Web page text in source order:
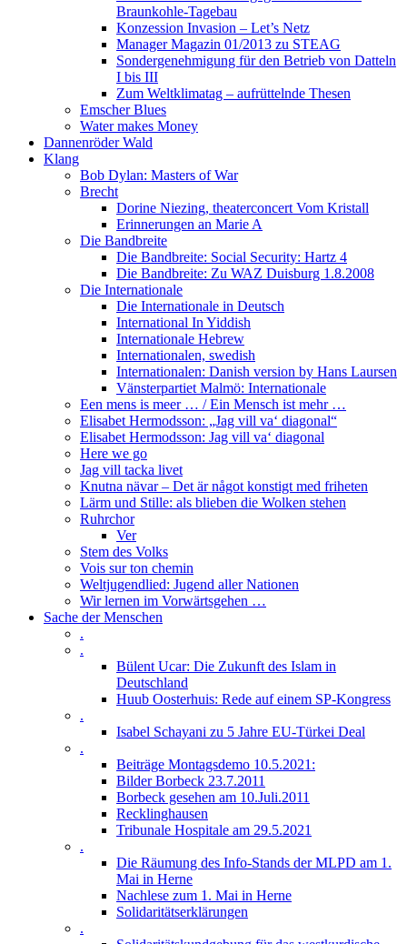
Braunkohle-Tagebau
Konzession Invasion – Let’s Netz
Manager Magazin 01/2013 zu STEAG
Sondergenehmigung für den Betrieb von Datteln
I bis III
Zum Weltklimatag – aufrüttelnde Thesen
Emscher Blues
Water makes Money
Dannenröder Wald
Klang
Bob Dylan: Masters of War
Brecht
Dorine Niezing, theaterconcert Vom Kristall
Erinnerungen an Marie A
Die Bandbreite
Die Bandbreite: Social Security: Hartz 4
Die Bandbreite: Zu WAZ Duisburg 1.8.2008
Die Internationale
Die Internationale in Deutsch
International In Yiddish
Internationale Hebrew
Internationalen, swedish
Internationalen: Danish version by Hans Laursen
Vänsterpartiet Malmö: Internationale
Een mens is meer … / Ein Mensch ist mehr …
Elisabet Hermodsson: „Jag vill va‘ diagonal“
Elisabet Hermodsson: Jag vill va‘ diagonal
Here we go
Jag vill tacka livet
Knutna nävar – Det är något konstigt med friheten
Lärm und Stille: als blieben die Wolken stehen
Ruhrchor
Ver
Stem des Volks
Vois sur ton chemin
Weltjugendlied: Jugend aller Nationen
Wir lernen im Vorwärtsgehen …
Sache der Menschen
.
.
Bülent Ucar: Die Zukunft des Islam in
Deutschland
Huub Oosterhuis: Rede auf einem SP-Kongress
.
Isabel Schayani zu 5 Jahre EU-Türkei Deal
.
Beiträge Montagsdemo 10.5.2021:
Bilder Borbeck 23.7.2011
Borbeck gesehen am 10.Juli.2011
Recklinghausen
Tribunale Hospitale am 29.5.2021
.
Die Räumung des Info-Stands der MLPD am 1.
Mai in Herne
Nachlese zum 1. Mai in Herne
Solidaritätserklärungen
.